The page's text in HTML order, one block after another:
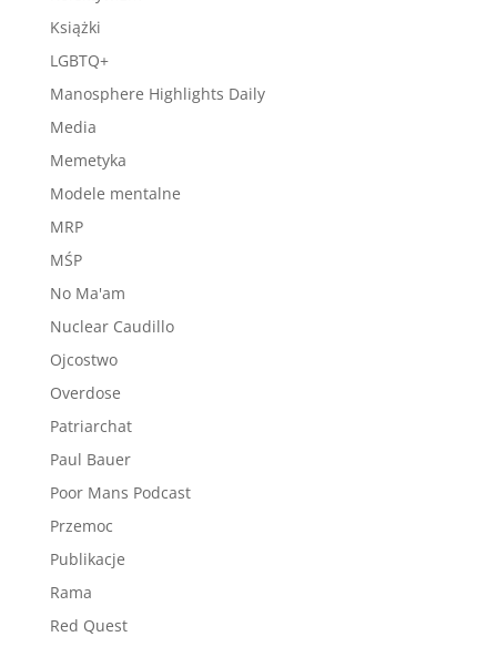
Książki
LGBTQ+
Manosphere Highlights Daily
Media
Memetyka
Modele mentalne
MRP
MŚP
No Ma'am
Nuclear Caudillo
Ojcostwo
Overdose
Patriarchat
Paul Bauer
Poor Mans Podcast
Przemoc
Publikacje
Rama
Red Quest